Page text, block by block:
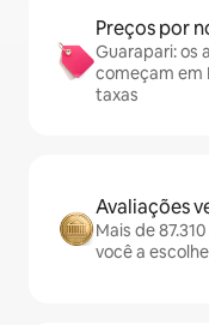
Preços por
Guarapari: os
começam em
taxas
Avaliações
Mais de
você a